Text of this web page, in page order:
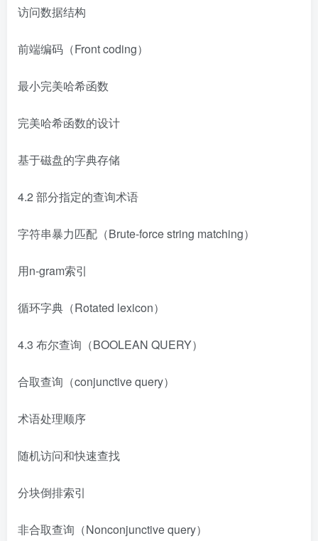
访问数据结构
前端编码（Front coding）
最小完美哈希函数
完美哈希函数的设计
基于磁盘的字典存储
4.2 部分指定的查询术语
字符串暴力匹配（Brute-force string matching）
用n-gram索引
循环字典（Rotated lexicon）
4.3 布尔查询（BOOLEAN QUERY）
合取查询（conjunctive query）
术语处理顺序
随机访问和快速查找
分块倒排索引
非合取查询（Nonconjunctive query）